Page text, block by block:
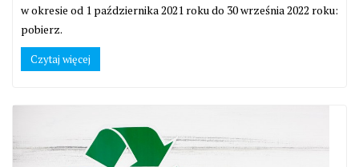
w okresie od 1 października 2021 roku do 30 września 2022 roku:
pobierz.
Czytaj więcej